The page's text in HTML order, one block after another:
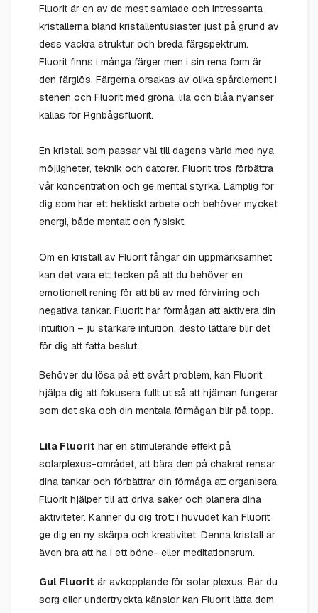
Fluorit är en av de mest samlade och intressanta
kristallerna bland kristallentusiaster just på grund av
dess vackra struktur och breda färgspektrum.
Fluorit finns i många färger men i sin rena form är
den färglös. Färgerna orsakas av olika spårelement i
stenen och Fluorit med gröna, lila och blåa nyanser
kallas för Rgnbågsfluorit.
En kristall som passar väl till dagens värld med nya
möjligheter, teknik och datorer. Fluorit tros förbättra
vår koncentration och ge mental styrka. Lämplig för
dig som har ett hektiskt arbete och behöver mycket
energi, både mentalt och fysiskt.
Om en kristall av Fluorit fångar din uppmärksamhet
kan det vara ett tecken på att du behöver en
emotionell rening för att bli av med förvirring och
negativa tankar. Fluorit har förmågan att aktivera din
intuition – ju starkare intuition, desto lättare blir det
för dig att fatta beslut.
Behöver du lösa på ett svårt problem, kan Fluorit
hjälpa dig att fokusera fullt ut så att hjärnan fungerar
som det ska och din mentala förmågan blir på topp.
Lila Fluorit har en stimulerande effekt på
solarplexus-området, att bära den på chakrat rensar
dina tankar och förbättrar din förmåga att organisera.
Fluorit hjälper till att driva saker och planera dina
aktiviteter. Känner du dig trött i huvudet kan Fluorit
ge dig en ny skärpa och kreativitet. Denna kristall är
även bra att ha i ett böne- eller meditationsrum.
Gul Fluorit är avkopplande för solar plexus. Bär du
sorg eller undertryckta känslor kan Fluorit lätta dem